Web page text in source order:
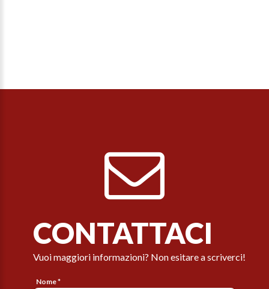
CONTATTACI
Vuoi maggiori informazioni? Non esitare a scriverci!
Nome *